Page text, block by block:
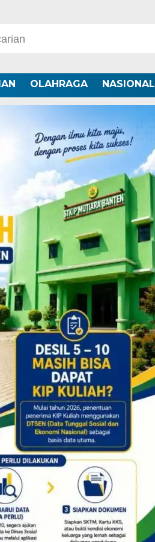
OLAHRAGA NASIONAL